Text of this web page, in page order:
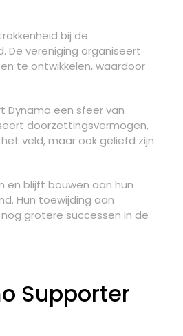
bij de
De vereniging organiseert
te ontwikkelen, waardoor
Dynamo een sfeer van
doorzettingsvermogen,
veld, maar ook geliefd zijn
en blijft bouwen aan hun
Hun toewijding aan
grotere successen in de
Supporter